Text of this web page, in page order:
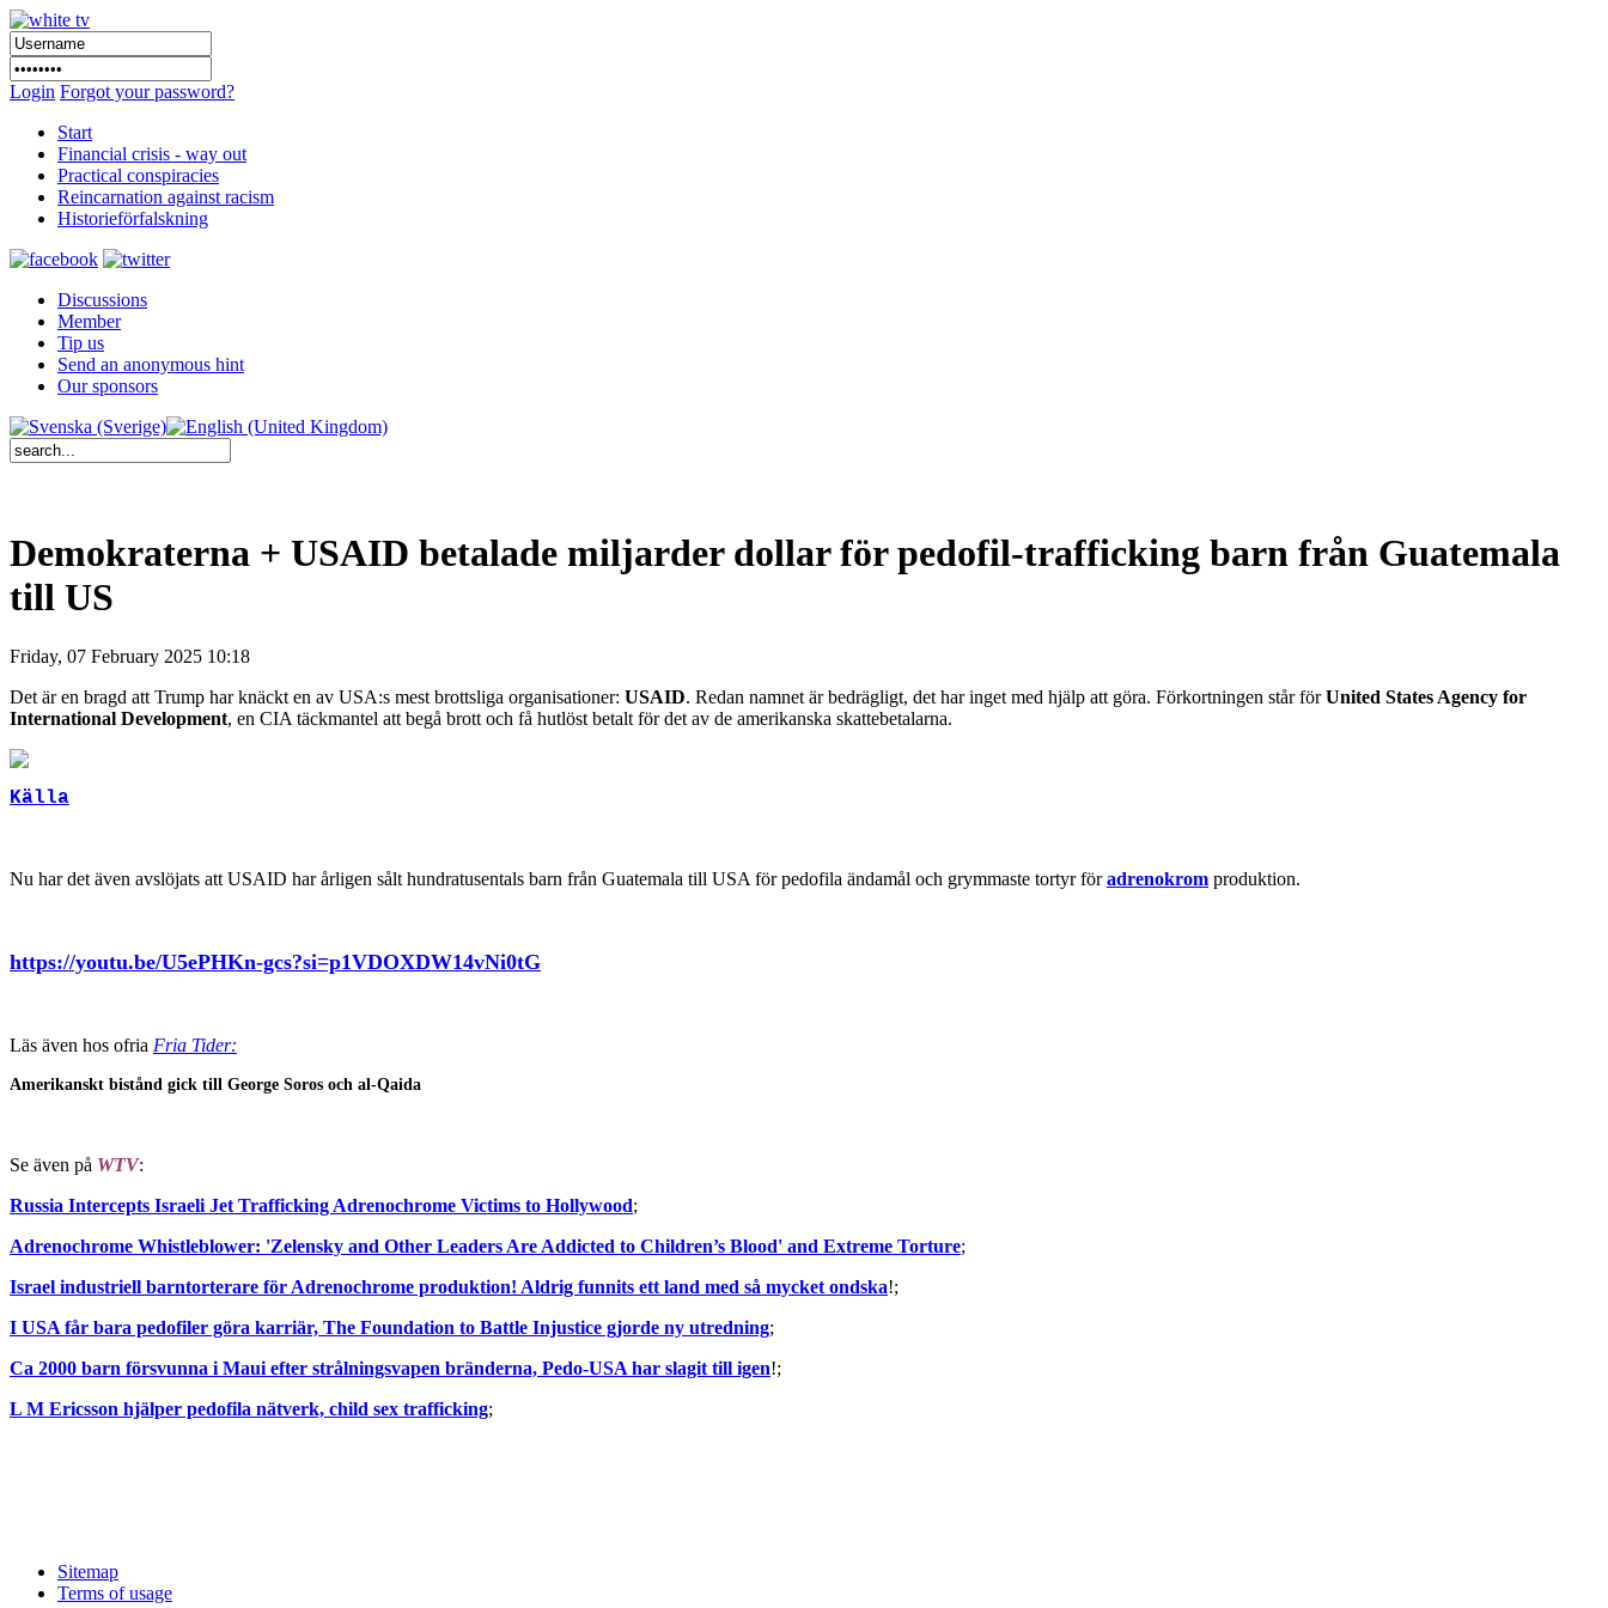
Login Forgot your password?
Start
Financial crisis - way out
Practical conspiracies
Reincarnation against racism
Historieförfalskning
Discussions
Member
Tip us
Send an anonymous hint
Our sponsors
Demokraterna + USAID betalade miljarder dollar för pedofil-trafficking barn från Guatemala
till US
Friday, 07 February 2025 10:18
Det är en bragd att Trump har knäckt en av USA:s mest brottsliga organisationer: USAID. Redan namnet är bedrägligt, det har inget med hjälp att göra. Förkortningen står förUnited States Agency for
International Development, en CIA täckmantel att begå brott och få hutlöst betalt för det av de amerikanska skattebetalarna.
Källa
Nu har det även avslöjats att USAID har årligen sålt hundratusentals barn från Guatemala till USA för pedofila ändamål och grymmaste tortyr föradrenokrom produktion.
https://youtu.be/U5ePHKn-gcs?si=p1VDOXDW14vNi0tG
Läs även hos ofria Fria Tider:
Amerikanskt bistånd gick till George Soros och al-Qaida
Se även på WTV:
Russia Intercepts Israeli Jet Trafficking Adrenochrome Victims to Hollywood;
Adrenochrome Whistleblower: 'Zelensky and Other Leaders Are Addicted to Children’s Blood' and Extreme Torture;
Israel industriell barntorterare för Adrenochrome produktion! Aldrig funnits ett land med så mycket ondska!;
I USA får bara pedofiler göra karriär, The Foundation to Battle Injustice gjorde ny utredning;
Ca 2000 barn försvunna i Maui efter strålningsvapen bränderna, Pedo-USA har slagit till igen!;
L M Ericsson hjälper pedofila nätverk, child sex trafficking;
Sitemap
Terms of usage